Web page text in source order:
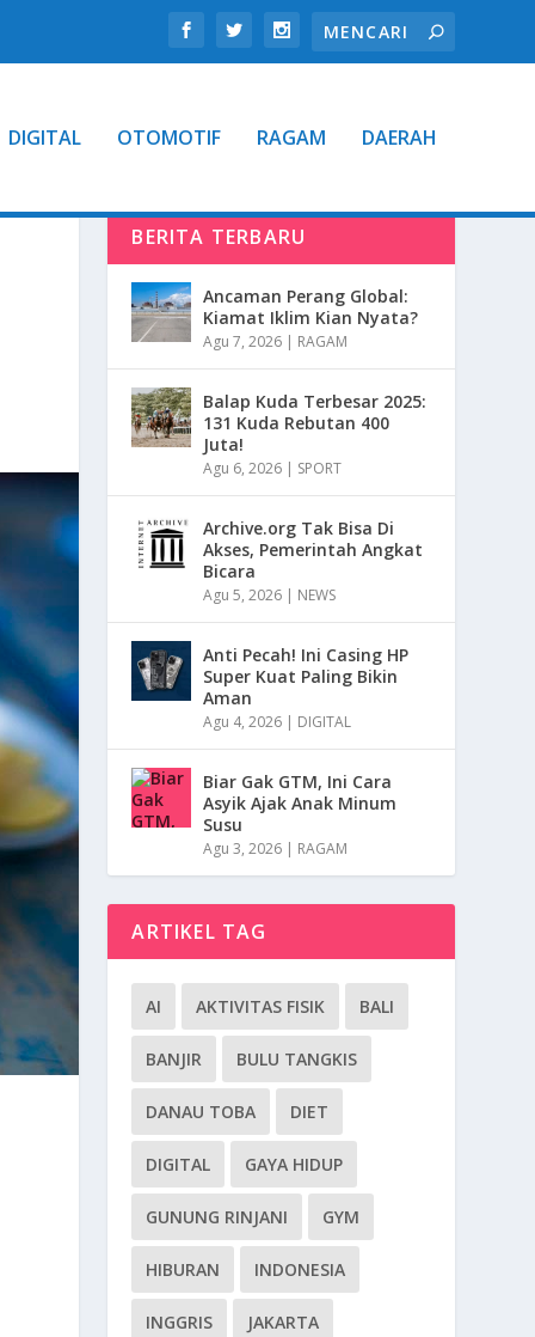
DIGITAL OTOMOTIF RAGAM DAERAH
BERITA TERBARU
Ancaman Perang Global:
Kiamat Iklim Kian Nyata?
Agu 7, 2026 | RAGAM
Balap Kuda Terbesar 2025:
131 Kuda Rebutan 400
Juta!
Agu 6, 2026 | SPORT
Archive.org Tak Bisa Di
Akses, Pemerintah Angkat
Bicara
Agu 5, 2026 | NEWS
Anti Pecah! Ini Casing HP
Super Kuat Paling Bikin
Aman
Agu 4, 2026 | DIGITAL
Biar Gak GTM, Ini Cara
Asyik Ajak Anak Minum
Susu
Agu 3, 2026 | RAGAM
ARTIKEL TAG
AI AKTIVITAS FISIK BALI
BANJIR BULU TANGKIS
DANAU TOBA DIET
DIGITAL GAYA HIDUP
GUNUNG RINJANI GYM
HIBURAN INDONESIA
INGGRIS JAKARTA